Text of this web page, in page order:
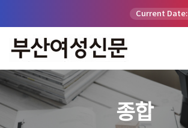
Current Date:
종합